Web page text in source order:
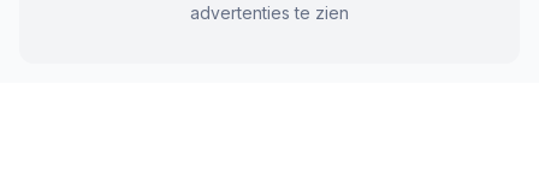
advertenties te zien